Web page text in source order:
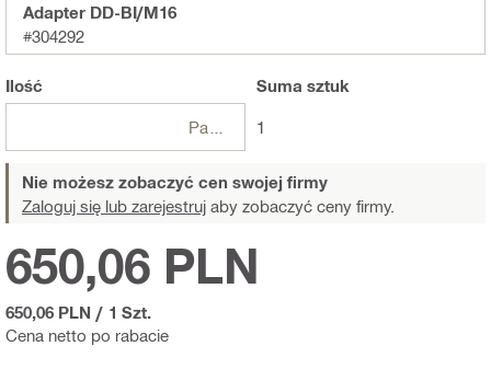
Adapter DD-BI/M16
#304292
Ilość Suma sztuk
1
Nie możesz zobaczyć cen swojej firmy
Zaloguj się lub zarejestruj aby zobaczyć ceny firmy.
Cena netto po rabacie
650,06 PLN
650,06 PLN / 1 Szt.